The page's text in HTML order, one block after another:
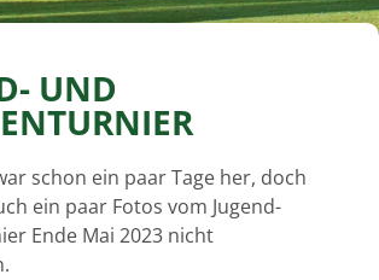
UND
schon ein paar Tage her, doch
ein paar Fotos vom Jugend-
Ende Mai 2023 nicht